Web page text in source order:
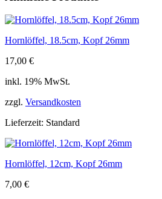
Hornlöffel, 18.5cm, Kopf 26mm
17,00 €
inkl. 19% MwSt.
zzgl. Versandkosten
Lieferzeit: Standard
Hornlöffel, 12cm, Kopf 26mm
7,00 €